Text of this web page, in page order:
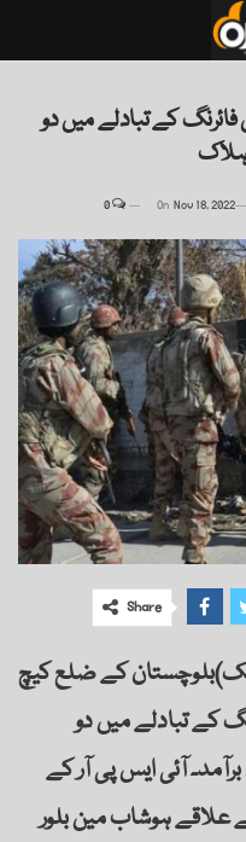
فائرنگ کے تبادلے میں دو
On Nov 18, 2022
0
Share
کے ضلع کیچ
کے تبادلے میں دو
آئی ایس پی آر کے
ہوشاب مین بلور